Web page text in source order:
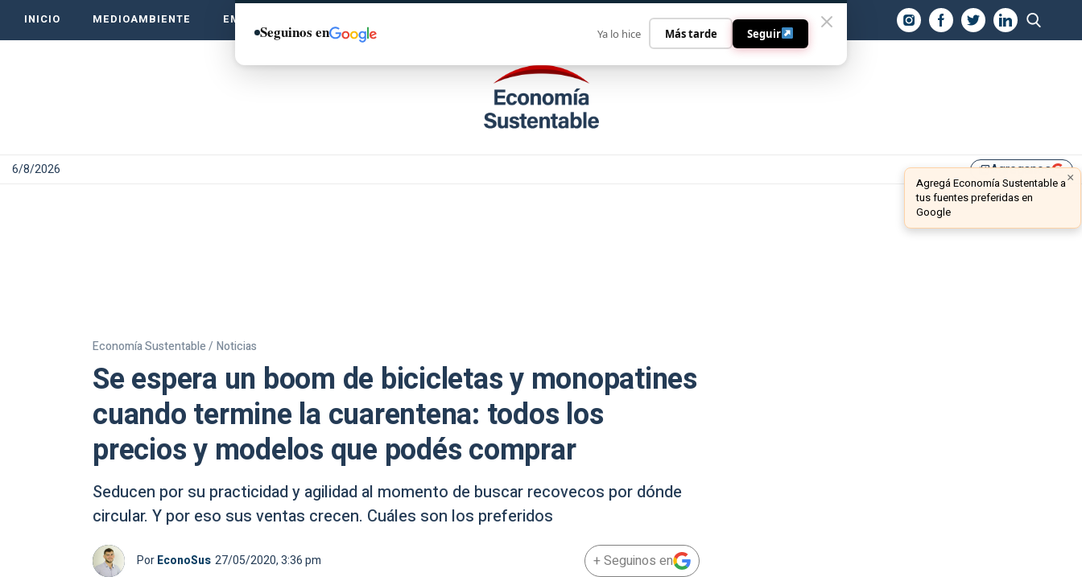
INICIO MEDIOAMBIENTE EMPRENDE VERDE CONTACTO
6/8/2026 library_addAgreganos ×
Agregá Economía Sustentable a
tus fuentes preferidas en
Google
Economía Sustentable / Noticias
Se espera un boom de bicicletas y monopatines
cuando termine la cuarentena: todos los
precios y modelos que podés comprar
Seducen por su practicidad y agilidad al momento de buscar recovecos por dónde
circular. Y por eso sus ventas crecen. Cuáles son los preferidos
PorEconoSus 27/05/2020, 3:36 pm + Seguinos en
Seguinos en Ya lo hice Más tarde Seguir